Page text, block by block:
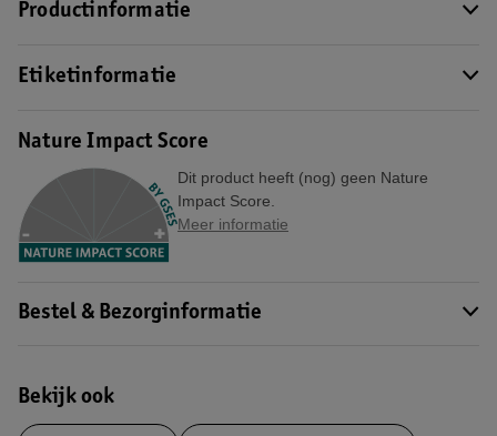
Productinformatie
Etiketinformatie
Nature Impact Score
Dit product heeft (nog) geen Nature
Impact Score.
Meer informatie
Bestel & Bezorginformatie
Bekijk ook